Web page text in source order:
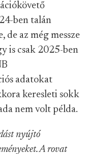
ben talán
de az még messze
is csak 2025-ben
adatokat
keresleti sokk
nem volt példa.
nyújtó
A rovat